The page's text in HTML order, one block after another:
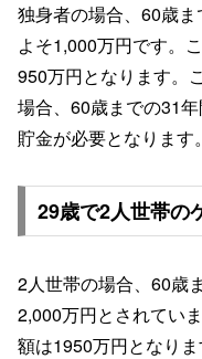
独身者の場合、60歳
よそ1,000万円です。
950万円となります。
場合、60歳までの31
貯金が必要となります。
29歳で2人世帯の
2人世帯の場合、60歳
2,000万円とされてい
額は1950万円となり